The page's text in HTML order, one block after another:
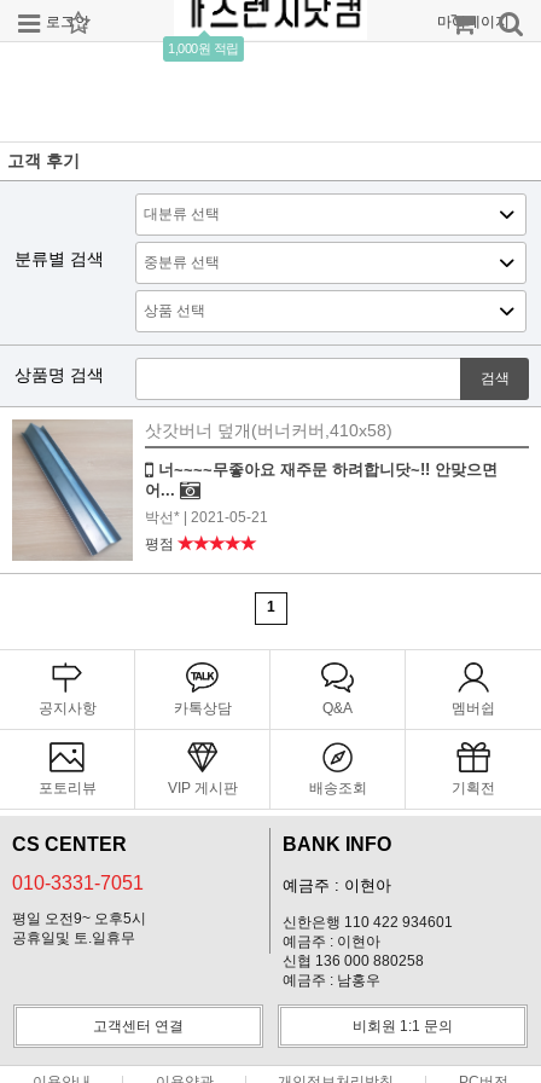
로그인 회원가입
1,000원 적립
주문조회 마이페이지
고객 후기
분류별 검색
상품명 검색 검색
삿갓버너 덮개(버너커버,410x58)
너~~~~무좋아요 재주문 하려합니닷~!! 안맞으면
어...
박선*
| 2021-05-21
평점 ★★★★★
1
공지사항 카톡상담 Q&A 멤버쉽
포토리뷰 VIP 게시판 배송조회 기획전
CS CENTER
010-3331-7051
평일 오전9~ 오후5시
공휴일및 토.일휴무
BANK INFO
예금주 : 이현아
신한은행 110 422 934601
예금주 : 이현아
신협 136 000 880258
예금주 : 남홍우
고객센터 연결 비회원 1:1 문의